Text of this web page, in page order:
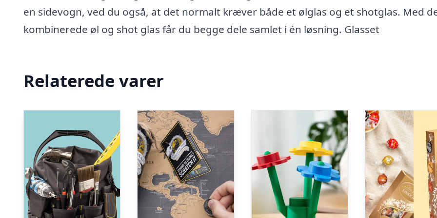
en sidevogn, ved du også, at det normalt kræver både et ølglas og et shotglas. Med
kombinerede øl og shot glas får du begge dele samlet i én løsning. Glasset
Relaterede varer